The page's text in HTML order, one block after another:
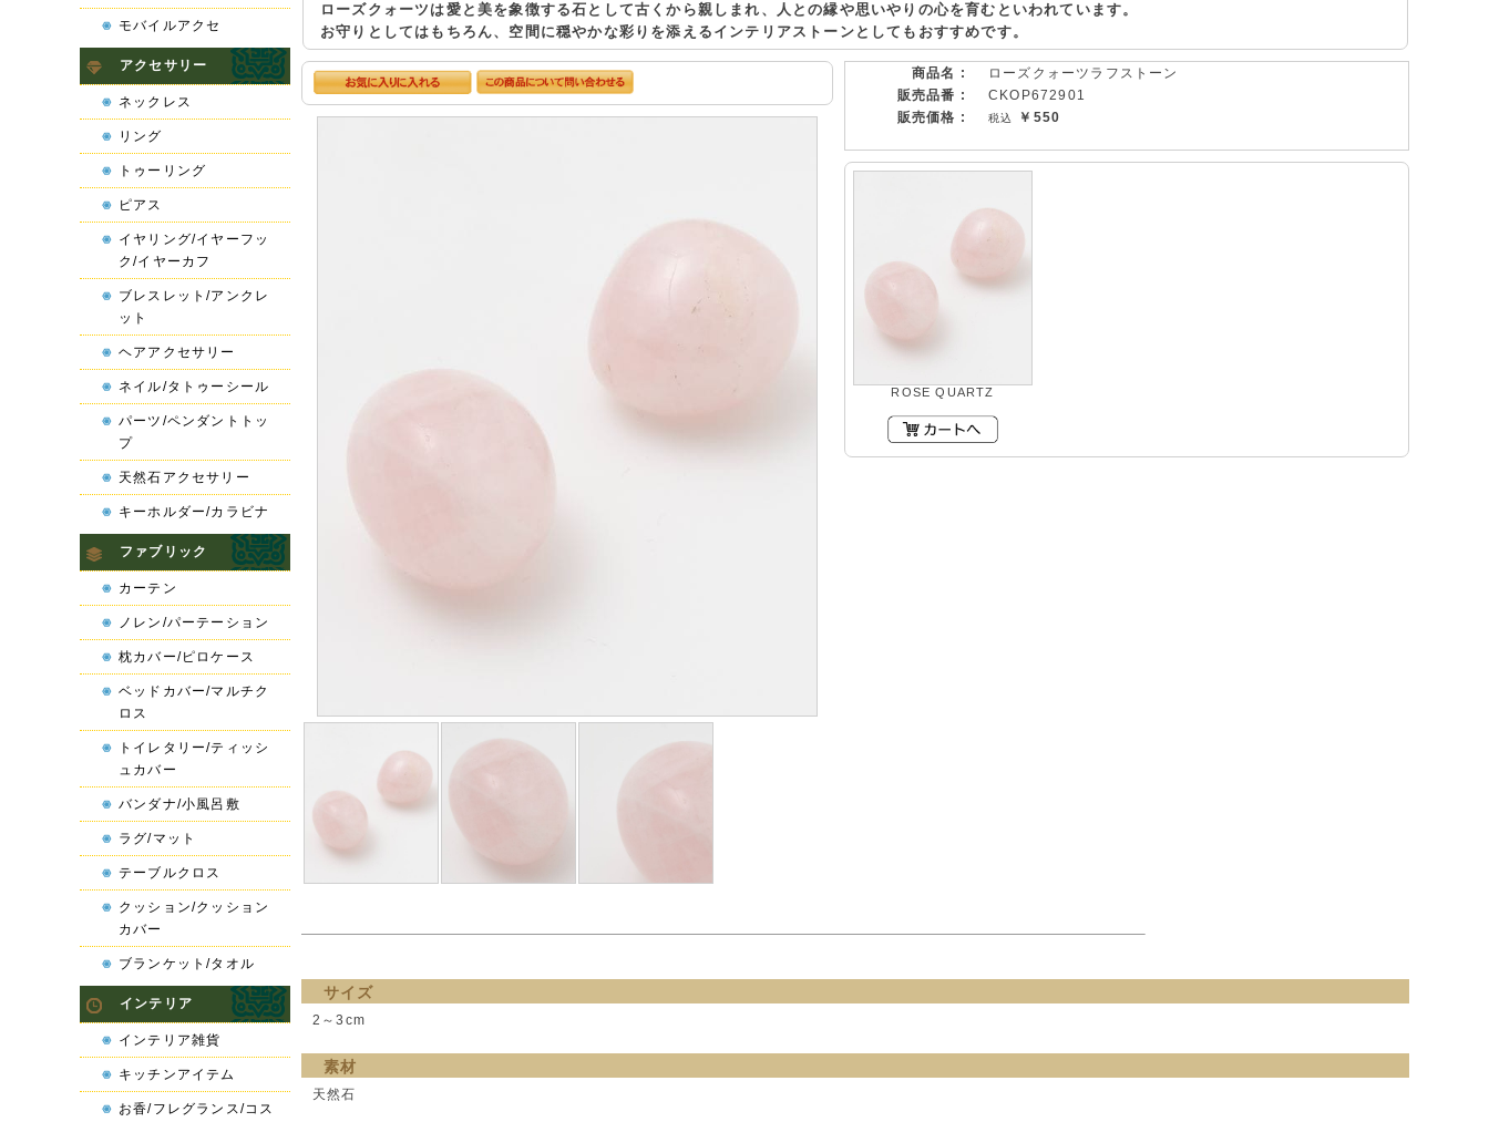
ローズクォーツは愛と美を象徴する石として古くから親しまれ、人との縁や思いやりの心を育むといわれています。
お守りとしてはもちろん、空間に穏やかな彩りを添えるインテリアストーンとしてもおすすめです。
商品名 :
ローズクォーツラフストーン
販売品番 :
CKOP672901
販売価格 :
￥550
ROSE QUARTZ
サイズ
2～3cm
素材
天然石
モバイルアクセ
アクセサリー
ネックレス
リング
トゥーリング
ピアス
イヤリング/イヤーフッ
ク/イヤーカフ
ブレスレット/アンクレ
ット
ヘアアクセサリー
ネイル/タトゥーシール
パーツ/ペンダントトッ
プ
天然石アクセサリー
キーホルダー/カラビナ
ファブリック
カーテン
ノレン/パーテーション
枕カバー/ピロケース
ベッドカバー/マルチク
ロス
トイレタリー/ティッシ
ュカバー
バンダナ/小風呂敷
ラグ/マット
テーブルクロス
クッション/クッション
カバー
ブランケット/タオル
インテリア
インテリア雑貨
キッチンアイテム
お香/フレグランス/コス